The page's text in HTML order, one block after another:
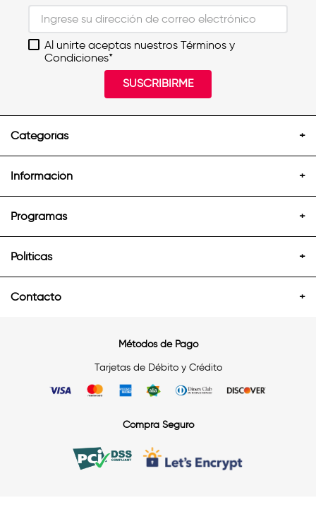
Al unirte aceptas nuestros Términos y
Condiciones*
SUSCRIBIRME
Categorías +
Información +
Programas +
Políticas +
Contacto +
Métodos de Pago
Tarjetas de Débito y Crédito
Compra Seguro